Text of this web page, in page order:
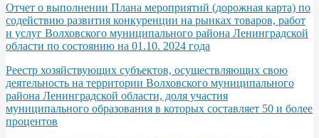
Отчет о выполнении Плана мероприятий (дорожная карта) по
содействию развития конкуренции на рынках товаров, работ
и услуг Волховского муниципального района Ленинградской
области по состоянию на 01.10. 2024 года
Реестр хозяйствующих субъектов, осуществляющих свою
деятельность на территории Волховского муниципального
района Ленинградской области, доля участия
муниципального образования в которых составляет 50 и более
процентов